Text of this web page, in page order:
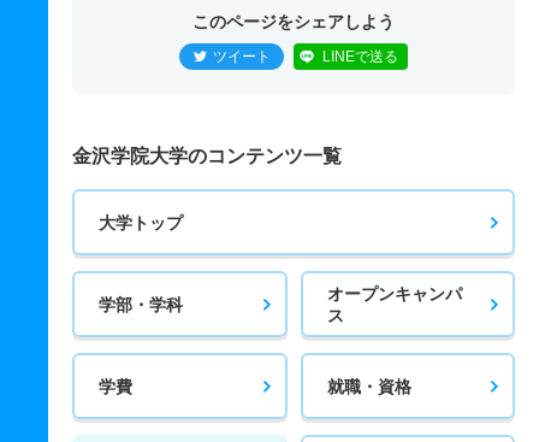
このページをシェアしよう
ツイート LINEで送る
金沢学院大学のコンテンツ一覧
大学トップ
学部・学科
オープンキャンパ
ス
学費 就職・資格